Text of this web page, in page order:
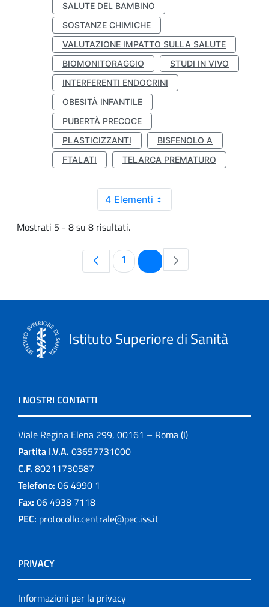
SALUTE DEL BAMBINO
SOSTANZE CHIMICHE
VALUTAZIONE IMPATTO SULLA SALUTE
BIOMONITORAGGIO
STUDI IN VIVO
INTERFERENTI ENDOCRINI
OBESITÀ INFANTILE
PUBERTÀ PRECOCE
PLASTICIZZANTI
BISFENOLO A
FTALATI
TELARCA PREMATURO
4 Elementi
Mostrati 5 - 8 su 8 risultati.
Pagina
1 Pagina
Istituto Superiore di Sanità
I NOSTRI CONTATTI
Viale Regina Elena 299, 00161 – Roma (I)
Partita I.V.A. 03657731000
C.F. 80211730587
Telefono: 06 4990 1
Fax: 06 4938 7118
PEC: protocollo.centrale@pec.iss.it
PRIVACY
Informazioni per la privacy